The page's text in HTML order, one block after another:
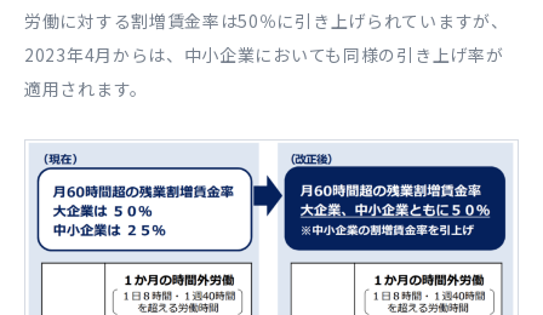
労働に対する割増賃金率は50％に引き上げられていますが、
2023年4月からは、中小企業においても同様の引き上げ率が
適用されます。